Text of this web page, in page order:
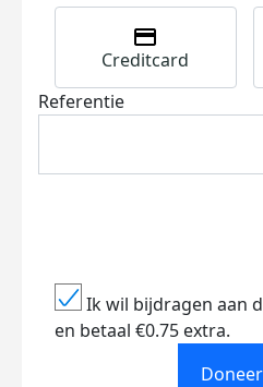
Creditcard
Referentie
Ik wil bijdragen aan
en betaal €0.75 extra.